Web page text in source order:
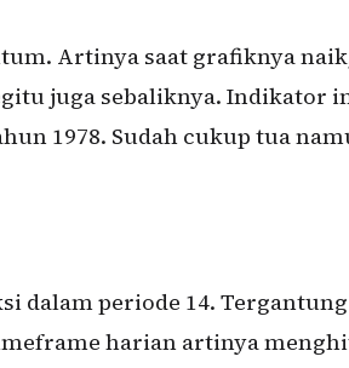
Artinya saat grafiknya
juga sebaliknya. Indikator
1978. Sudah cukup tua
dalam periode 14.
harian artinya